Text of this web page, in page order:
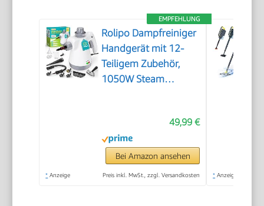
EMPFEHLUNG
Rolipo Dampfreiniger
Handgerät mit 12-
Teiligem Zubehör,
1050W Steam
Polster & Auto–100%
Chemiefrei,
Hochdruck-Dampf
gegen Schmutz Fett
49,99 €
Bei Amazon ansehen
* Anzeige Preis inkl. MwSt., zzgl. Versandkosten * Anzeige